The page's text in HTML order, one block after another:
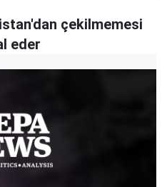
çekilmemesi
eder